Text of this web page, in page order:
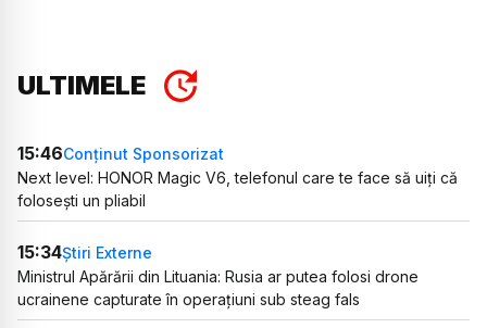
ULTIMELE
15:46Conținut Sponsorizat
Next level: HONOR Magic V6, telefonul care te face să uiți că
folosești un pliabil
15:34Știri Externe
Ministrul Apărării din Lituania: Rusia ar putea folosi drone
ucrainene capturate în operațiuni sub steag fals